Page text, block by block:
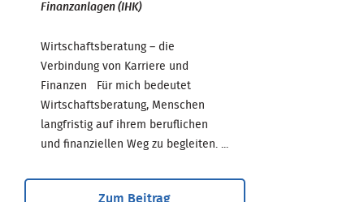
Finanzanlagen (IHK)
Wirtschaftsberatung – die
Verbindung von Karriere und
Finanzen Für mich bedeutet
Wirtschaftsberatung, Menschen
langfristig auf ihrem beruflichen
und finanziellen Weg zu begleiten. ...
Zum Beitrag